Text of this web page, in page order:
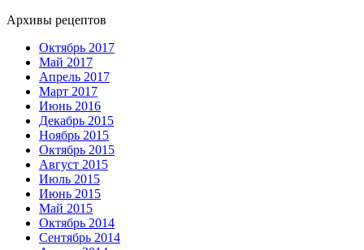
Архивы рецептов
Октябрь 2017
Май 2017
Апрель 2017
Март 2017
Июнь 2016
Декабрь 2015
Ноябрь 2015
Октябрь 2015
Август 2015
Июль 2015
Июнь 2015
Май 2015
Октябрь 2014
Сентябрь 2014